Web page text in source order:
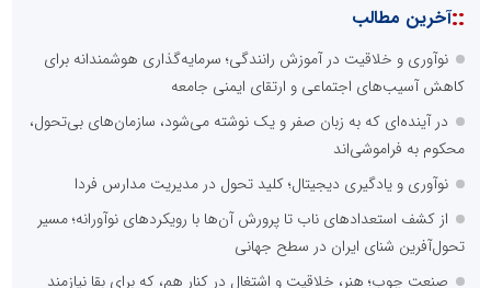
::آخرین مطالب
نوآوری و خلاقیت در آموزش رانندگی؛ سرمایه‌گذاری هوشمندانه برای
کاهش آسیب‌های اجتماعی و ارتقای ایمنی جامعه
در آینده‌ای که به زبان صفر و یک نوشته می‌شود، سازمان‌های بی‌تحول،
محکوم به فراموشی‌اند
نوآوری و یادگیری دیجیتال؛ کلید تحول در مدیریت مدارس فردا
از کشف استعدادهای ناب تا پرورش آن‌ها با رویکردهای نوآورانه؛ مسیر
تحول‌آفرین شنای ایران در سطح جهانی
صنعت چوب؛ هنر، خلاقیت و اشتغال در کنار هم، که برای بقا نیازمند